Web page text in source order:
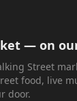
— on
Street
food, live
door.